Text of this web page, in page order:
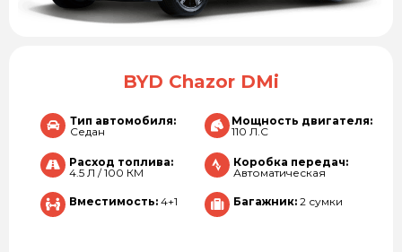
BYD Chazor DMi
Тип автомобиля:
Седан
Мощность двигателя:
110 Л.С
Расход топлива:
4.5 Л / 100 КМ
Коробка передач:
Автоматическая
Вместимость: 4+1 Багажник: 2 сумки